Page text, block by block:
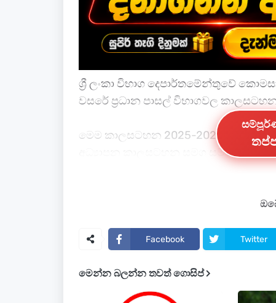
ශ්‍රී ලංකා විභාග දෙපාර්තමේන්තුවේ
වසරේ ප්‍රධාන පාසල් විභාගවල
මෙම කාලසටහන 2025-2026 අධ්‍යයන
අධ්‍යාපන කාලසටහන සමග සම්බන්ධ වී
(doenets.lk) තුළින් නිරන්තරයෙන්
ප්‍රධාන විභාග කාලසටහන:
විභාගය දිනවල්
Facebook Twitter
මෙන්න බලන්න තවත් ගොසිප්